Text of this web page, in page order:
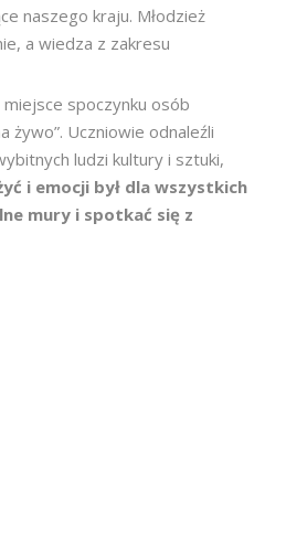
naszego kraju. Młodzież
a wiedza z zakresu
spoczynku osób
żywo”. Uczniowie odnaleźli
ludzi kultury i sztuki,
i emocji był dla wszystkich
mury i spotkać się z